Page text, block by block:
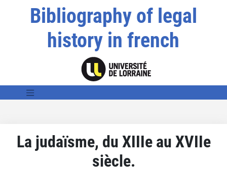
Bibliography of legal
history in french
La judaïsme, du XIIIe au XVIIe
siècle.